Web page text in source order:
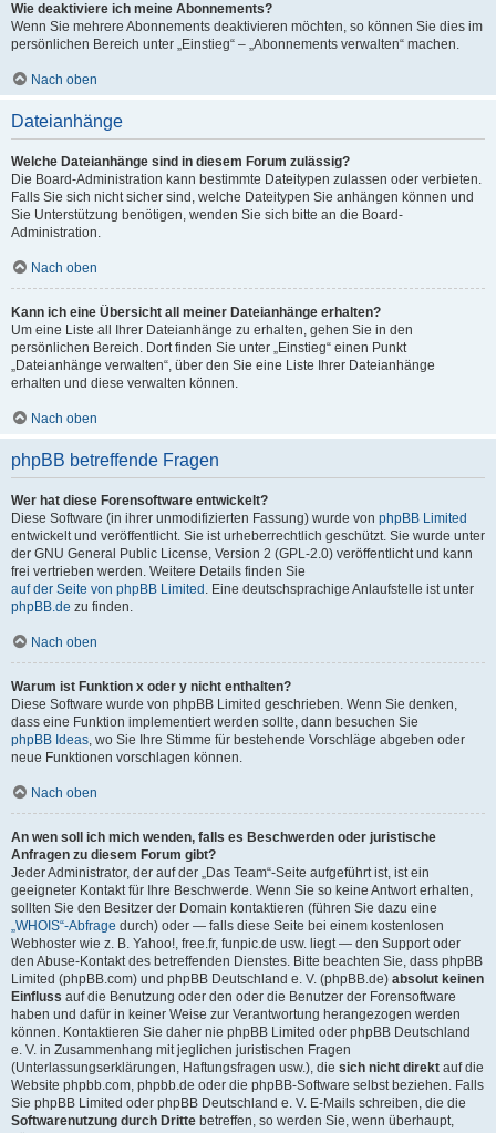
Wie deaktiviere ich meine Abonnements?
Wenn Sie mehrere Abonnements deaktivieren möchten, so können Sie dies im
persönlichen Bereich unter „Einstieg“ – „Abonnements verwalten“ machen.
Nach oben
Dateianhänge
Welche Dateianhänge sind in diesem Forum zulässig?
Die Board-Administration kann bestimmte Dateitypen zulassen oder verbieten.
Falls Sie sich nicht sicher sind, welche Dateitypen Sie anhängen können und
Sie Unterstützung benötigen, wenden Sie sich bitte an die Board-
Administration.
Nach oben
Kann ich eine Übersicht all meiner Dateianhänge erhalten?
Um eine Liste all Ihrer Dateianhänge zu erhalten, gehen Sie in den
persönlichen Bereich. Dort finden Sie unter „Einstieg“ einen Punkt
„Dateianhänge verwalten“, über den Sie eine Liste Ihrer Dateianhänge
erhalten und diese verwalten können.
Nach oben
phpBB betreffende Fragen
Wer hat diese Forensoftware entwickelt?
Diese Software (in ihrer unmodifizierten Fassung) wurde von phpBB Limited
entwickelt und veröffentlicht. Sie ist urheberrechtlich geschützt. Sie wurde unter
der GNU General Public License, Version 2 (GPL-2.0) veröffentlicht und kann
frei vertrieben werden. Weitere Details finden Sie
auf der Seite von phpBB Limited . Eine deutschsprachige Anlaufstelle ist unter
phpBB.de zu finden.
Nach oben
Warum ist Funktion x oder y nicht enthalten?
Diese Software wurde von phpBB Limited geschrieben. Wenn Sie denken,
dass eine Funktion implementiert werden sollte, dann besuchen Sie
phpBB Ideas, wo Sie Ihre Stimme für bestehende Vorschläge abgeben oder
neue Funktionen vorschlagen können.
Nach oben
An wen soll ich mich wenden, falls es Beschwerden oder juristische
Anfragen zu diesem Forum gibt?
Jeder Administrator, der auf der „Das Team“-Seite aufgeführt ist, ist ein
geeigneter Kontakt für Ihre Beschwerde. Wenn Sie so keine Antwort erhalten,
sollten Sie den Besitzer der Domain kontaktieren (führen Sie dazu eine
„WHOIS“-Abfrage durch) oder — falls diese Seite bei einem kostenlosen
Webhoster wie z. B. Yahoo!, free.fr, funpic.de usw. liegt — den Support oder
den Abuse-Kontakt des betreffenden Dienstes. Bitte beachten Sie, dass phpBB
Limited (phpBB.com) und phpBB Deutschland e. V. (phpBB.de) absolut keinen
Einfluss auf die Benutzung oder den oder die Benutzer der Forensoftware
haben und dafür in keiner Weise zur Verantwortung herangezogen werden
können. Kontaktieren Sie daher nie phpBB Limited oder phpBB Deutschland
e. V. in Zusammenhang mit jeglichen juristischen Fragen
(Unterlassungserklärungen, Haftungsfragen usw.), die sich nicht direkt auf die
Website phpbb.com, phpbb.de oder die phpBB-Software selbst beziehen. Falls
Sie phpBB Limited oder phpBB Deutschland e. V. E-Mails schreiben, die die
Softwarenutzung durch Dritte betreffen, so werden Sie, wenn überhaupt,